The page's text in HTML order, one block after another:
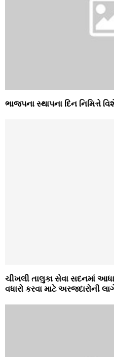
ભાજપના સ્‍થાપના દિન નિમિત્તે
ચીખલી તાલુકા સેવા સદનમાં
વધારો કરવા માટે અરજદારોની